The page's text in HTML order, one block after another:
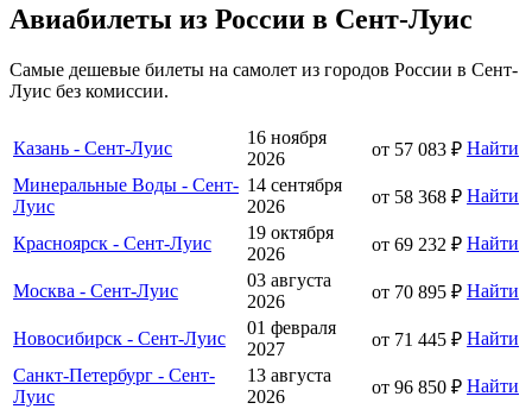
Авиабилеты из России в Сент-Луис
Самые дешевые билеты на самолет из городов России в Сент-
Луис без комиссии.
Казань - Сент-Луис
16 ноября
2026
от 57 083 ₽ Найти
Минеральные Воды - Сент-
Луис
14 сентября
2026
от 58 368 ₽ Найти
Красноярск - Сент-Луис
19 октября
2026
от 69 232 ₽ Найти
Москва - Сент-Луис
03 августа
2026
от 70 895 ₽ Найти
Новосибирск - Сент-Луис
01 февраля
2027
от 71 445 ₽ Найти
Санкт-Петербург - Сент-
Луис
13 августа
2026
от 96 850 ₽ Найти